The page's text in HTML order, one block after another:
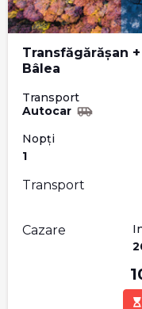
Transfăgărășan
Bâlea
Transport
Autocar
Nopți
1
Transport
Cazare